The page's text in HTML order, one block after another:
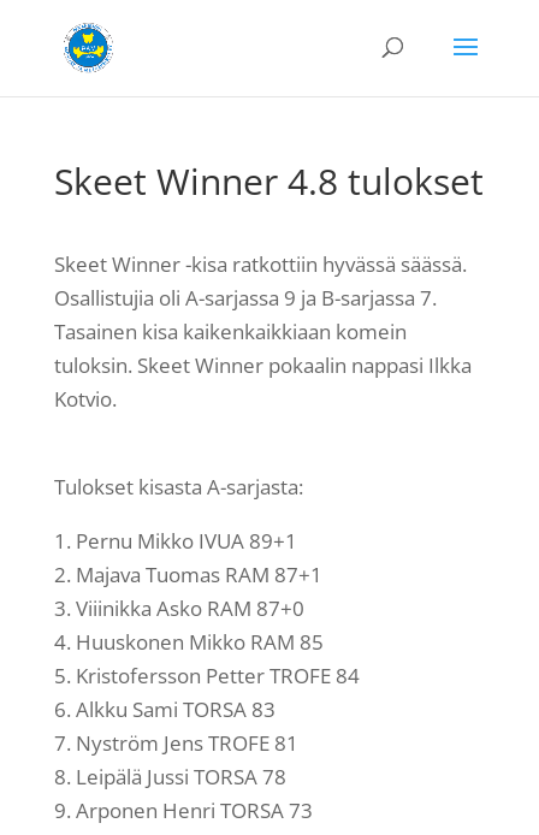
Skeet Winner 4.8 tulokset
Skeet Winner -kisa ratkottiin hyvässä säässä.
Osallistujia oli A-sarjassa 9 ja B-sarjassa 7.
Tasainen kisa kaikenkaikkiaan komein
tuloksin. Skeet Winner pokaalin nappasi Ilkka
Kotvio.
Tulokset kisasta A-sarjasta:
1. Pernu Mikko IVUA 89+1
2. Majava Tuomas RAM 87+1
3. Viiinikka Asko RAM 87+0
4. Huuskonen Mikko RAM 85
5. Kristofersson Petter TROFE 84
6. Alkku Sami TORSA 83
7. Nyström Jens TROFE 81
8. Leipälä Jussi TORSA 78
9. Arponen Henri TORSA 73